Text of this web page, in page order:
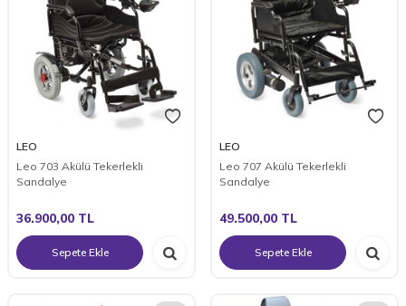
LEO
Leo 703 Akülü Tekerlekli
Sandalye
36.900,00 TL
Sepete Ekle
LEO
Leo 707 Akülü Tekerlekli
Sandalye
49.500,00 TL
Sepete Ekle